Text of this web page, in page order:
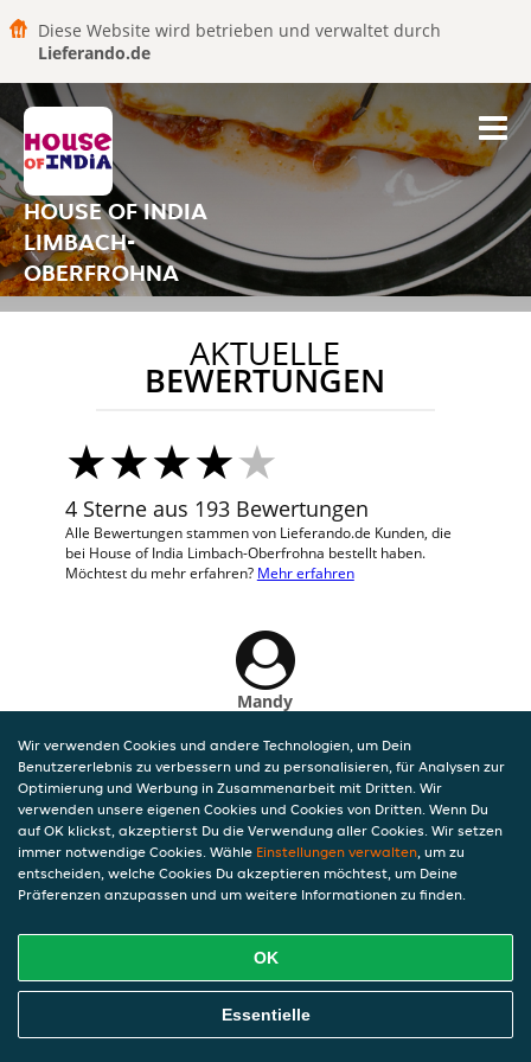
Diese Website wird betrieben und verwaltet durch
Lieferando.de
HOUSE OF INDIA
LIMBACH-
OBERFROHNA
AKTUELLE
BEWERTUNGEN
4 Sterne aus 193 Bewertungen
Alle Bewertungen stammen von Lieferando.de Kunden, die
bei House of India Limbach-Oberfrohna bestellt haben.
Möchtest du mehr erfahren? Mehr erfahren
Mandy
War sehr lecker, Lieferung pünktlich- mein
Lieblingsinder. Gerne wieder
Wir verwenden Cookies und andere Technologien, um Dein
Benutzererlebnis zu verbessern und zu personalisieren, für Analysen zur
Optimierung und Werbung in Zusammenarbeit mit Dritten. Wir
verwenden unsere eigenen Cookies und Cookies von Dritten. Wenn Du
auf OK klickst, akzeptierst Du die Verwendung aller Cookies. Wir setzen
immer notwendige Cookies. Wähle Einstellungen verwalten, um zu
entscheiden, welche Cookies Du akzeptieren möchtest, um Deine
Präferenzen anzupassen und um weitere Informationen zu finden.
OK
Essentielle